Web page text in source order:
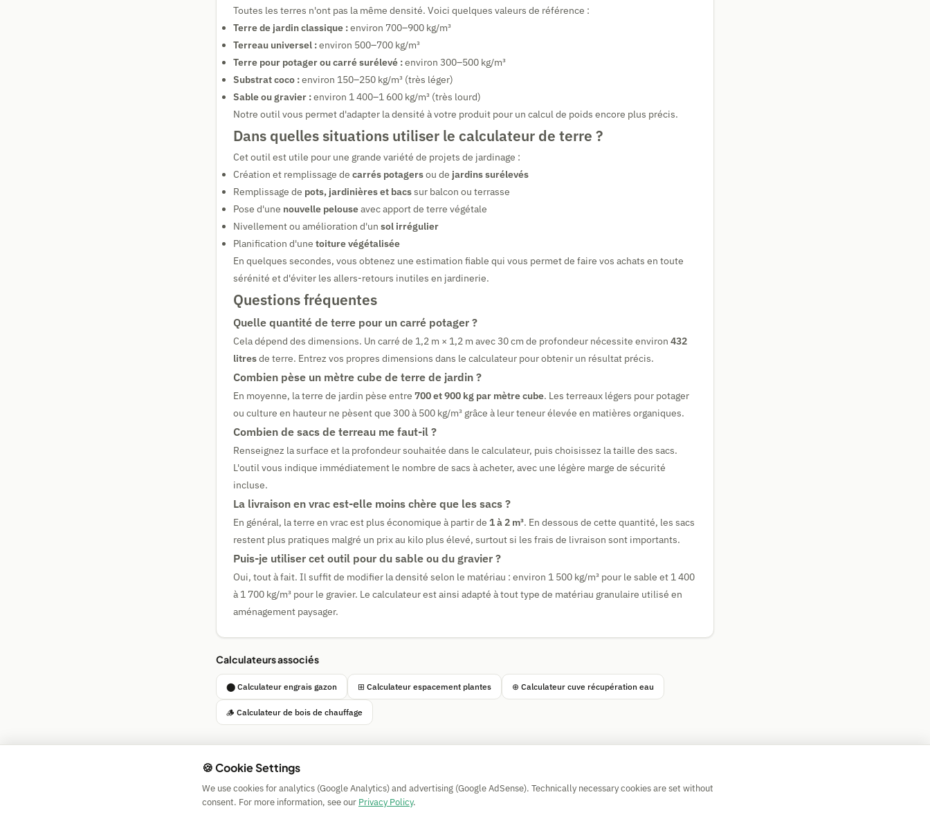
Toutes les terres n'ont pas la même densité. Voici quelques valeurs de référence :
Terre de jardin classique :environ 700–900 kg/m³
Terreau universel :environ 500–700 kg/m³
Terre pour potager ou carré surélevé :environ 300–500 kg/m³
Substrat coco :environ 150–250 kg/m³ (très léger)
Sable ou gravier :environ 1 400–1 600 kg/m³ (très lourd)
Notre outil vous permet d'adapter la densité à votre produit pour un calcul de poids encore plus précis.
Dans quelles situations utiliser le calculateur de terre ?
Cet outil est utile pour une grande variété de projets de jardinage :
Création et remplissage de carrés potagersou de jardins surélevés
Remplissage de pots, jardinières et bacssur balcon ou terrasse
Pose d'une nouvelle pelouseavec apport de terre végétale
Nivellement ou amélioration d'un sol irrégulier
Planification d'une toiture végétalisée
En quelques secondes, vous obtenez une estimation fiable qui vous permet de faire vos achats en toute
sérénité et d'éviter les allers-retours inutiles en jardinerie.
Questions fréquentes
Quelle quantité de terre pour un carré potager ?
Cela dépend des dimensions. Un carré de 1,2 m × 1,2 m avec 30 cm de profondeur nécessite environ 432
litresde terre. Entrez vos propres dimensions dans le calculateur pour obtenir un résultat précis.
Combien pèse un mètre cube de terre de jardin ?
En moyenne, la terre de jardin pèse entre 700 et 900 kg par mètre cube. Les terreaux légers pour potager
ou culture en hauteur ne pèsent que 300 à 500 kg/m³ grâce à leur teneur élevée en matières organiques.
Combien de sacs de terreau me faut-il ?
Renseignez la surface et la profondeur souhaitée dans le calculateur, puis choisissez la taille des sacs.
L'outil vous indique immédiatement le nombre de sacs à acheter, avec une légère marge de sécurité
incluse.
La livraison en vrac est-elle moins chère que les sacs ?
En général, la terre en vrac est plus économique à partir de 1 à 2 m³. En dessous de cette quantité, les sacs
restent plus pratiques malgré un prix au kilo plus élevé, surtout si les frais de livraison sont importants.
Puis-je utiliser cet outil pour du sable ou du gravier ?
Oui, tout à fait. Il suffit de modifier la densité selon le matériau : environ 1 500 kg/m³ pour le sable et 1 400
à 1 700 kg/m³ pour le gravier. Le calculateur est ainsi adapté à tout type de matériau granulaire utilisé en
aménagement paysager.
Calculateurs associés
⬤ Calculateur engrais gazon ⊞ Calculateur espacement plantes ⊕ Calculateur cuve récupération eau
🪵 Calculateur de bois de chauffage
Impressum
| Privacy | Terms |
🍪 Cookies
🍪 Cookie Settings
We use cookies for analytics (Google Analytics) and advertising (Google AdSense). Technically necessary cookies are set without
consent. For more information, see our Privacy Policy.